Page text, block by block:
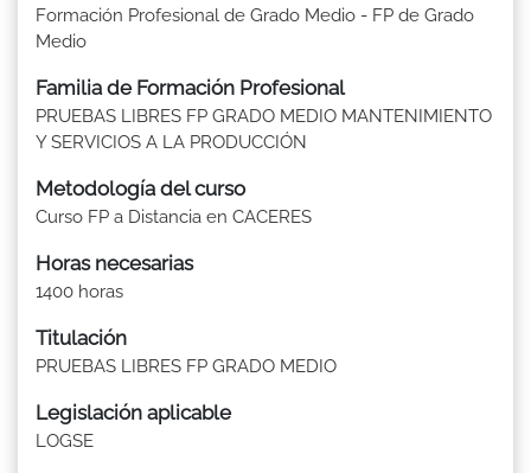
Formación Profesional de Grado Medio - FP de Grado
Medio
Familia de Formación Profesional
PRUEBAS LIBRES FP GRADO MEDIO MANTENIMIENTO
Y SERVICIOS A LA PRODUCCIÓN
Metodología del curso
Curso FP a Distancia en CACERES
Horas necesarias
1400 horas
Titulación
PRUEBAS LIBRES FP GRADO MEDIO
Legislación aplicable
LOGSE